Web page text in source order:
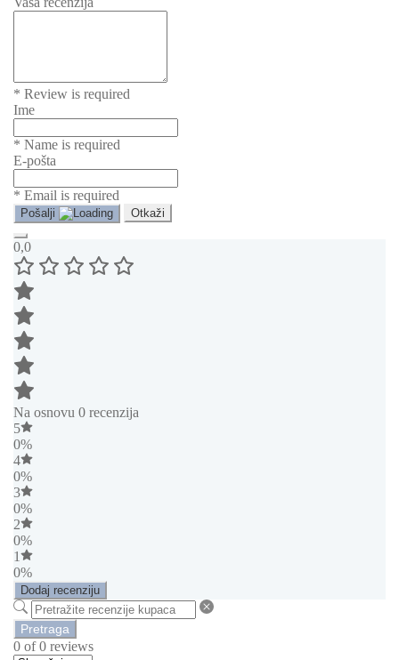
* Review is required
Ime
* Name is required
E-pošta
* Email is required
Pošalji Otkaži
0,0
Na osnovu 0 recenzija
5
0%
4
0%
3
0%
2
0%
1
0%
Dodaj recenziju
Pretraga
0 of 0 reviews